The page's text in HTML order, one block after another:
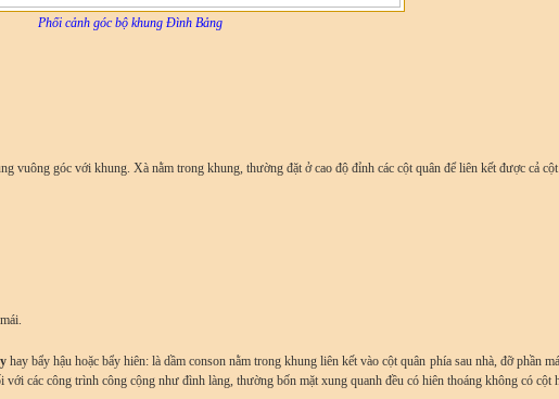
Phối cảnh góc bộ khung Đình Bảng
vuông góc với khung. Xà nằm trong khung, thường đặt ở cao độ đỉnh các cột quân để liên kết được cả
hay bẩy hậu hoặc bẩy hiên: là dầm conson nằm trong khung liên kết vào cột quân phía sau nhà, đỡ phần
với các công trình công cộng như đình làng, thường bốn mặt xung quanh đều có hiên thoáng không có cột